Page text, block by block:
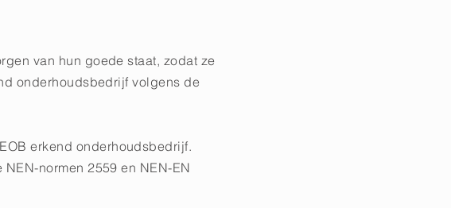
van hun goede staat, zodat ze
onderhoudsbedrijf volgens de
erkend onderhoudsbedrijf.
normen 2559 en NEN-EN